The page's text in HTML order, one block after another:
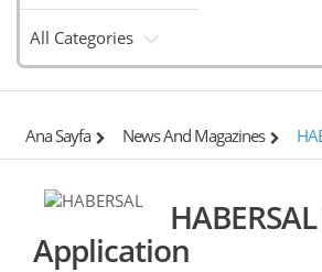
All Categories
Ana Sayfa News And Magazines
Application